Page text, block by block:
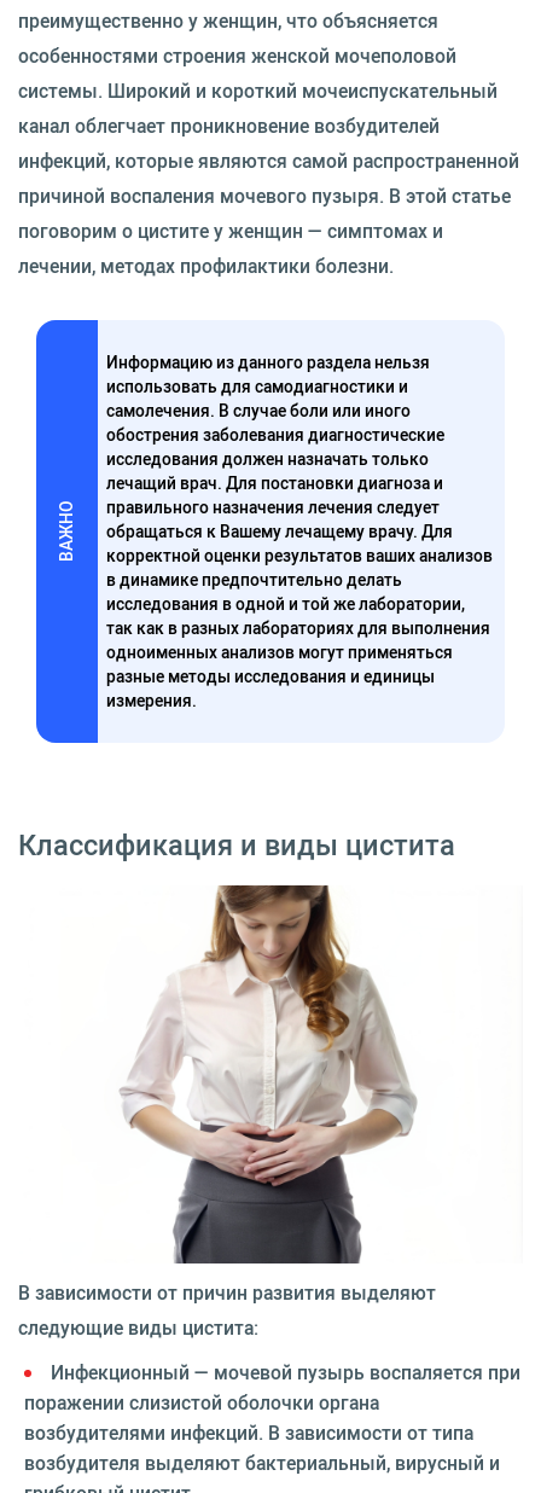
преимущественно у женщин, что объясняется
особенностями строения женской мочеполовой
системы. Широкий и короткий мочеиспускательный
канал облегчает проникновение возбудителей
инфекций, которые являются самой распространенной
причиной воспаления мочевого пузыря. В этой статье
поговорим о цистите у женщин — симптомах и
лечении, методах профилактики болезни.
ВАЖНО
Информацию из данного раздела нельзя
использовать для самодиагностики и
самолечения. В случае боли или иного
обострения заболевания диагностические
исследования должен назначать только
лечащий врач. Для постановки диагноза и
правильного назначения лечения следует
обращаться к Вашему лечащему врачу. Для
корректной оценки результатов ваших анализов
в динамике предпочтительно делать
исследования в одной и той же лаборатории,
так как в разных лабораториях для выполнения
одноименных анализов могут применяться
разные методы исследования и единицы
измерения.
Классификация и виды цистита
В зависимости от причин развития выделяют
следующие виды цистита:
Инфекционный — мочевой пузырь воспаляется при
поражении слизистой оболочки органа
возбудителями инфекций. В зависимости от типа
возбудителя выделяют бактериальный, вирусный и